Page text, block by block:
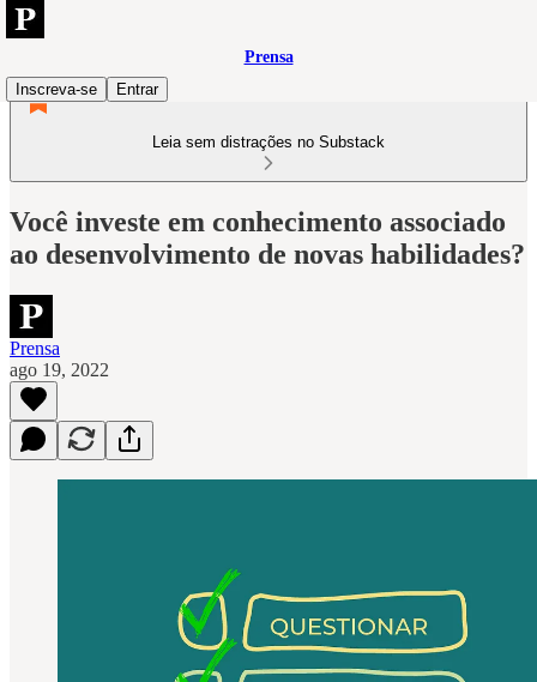
Prensa
Inscreva-se
Entrar
Leia sem distrações no Substack
Você investe em conhecimento associado
ao desenvolvimento de novas habilidades?
Prensa
ago 19, 2022